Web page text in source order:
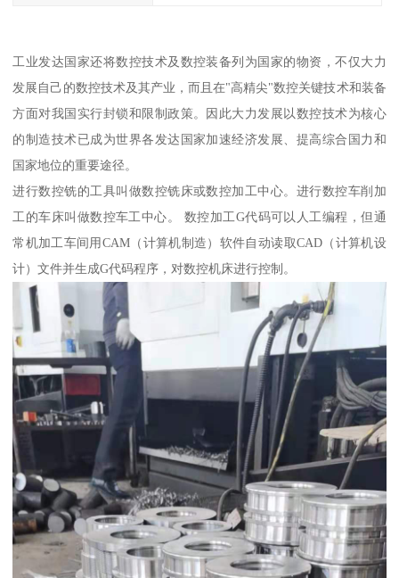
工业发达国家还将数控技术及数控装备列为国家的物资，不仅大力
发展自己的数控技术及其产业，而且在"高精尖"数控关键技术和装备
方面对我国实行封锁和限制政策。因此大力发展以数控技术为核心
的制造技术已成为世界各发达国家加速经济发展、提高综合国力和
国家地位的重要途径。
进行数控铣的工具叫做数控铣床或数控加工中心。进行数控车削加
工的车床叫做数控车工中心。 数控加工G代码可以人工编程，但通
常机加工车间用CAM（计算机制造）软件自动读取CAD（计算机设
计）文件并生成G代码程序，对数控机床进行控制。